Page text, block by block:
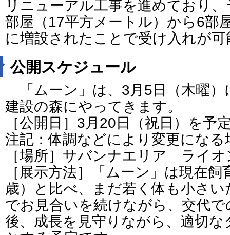
リニューアル工事を進めており
部屋（17平方メートル）から6部
に増設されたことで受け入れが
公開スケジュール
「ムーン」は、3月5日（木曜）
建設の森にやってきます。
［公開日］3月20日（祝日）を予
注記：体調などにより変更にな
［場所］サバンナエリア ライオ
［展示方法］「ムーン」は現在
歳）と比べ、まだ若く体も小さ
でお見合いを続けながら、交代
後、成長を見守りながら、適切